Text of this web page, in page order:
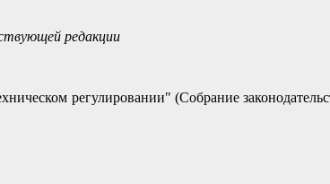
редакции
регулировании" (Собрание